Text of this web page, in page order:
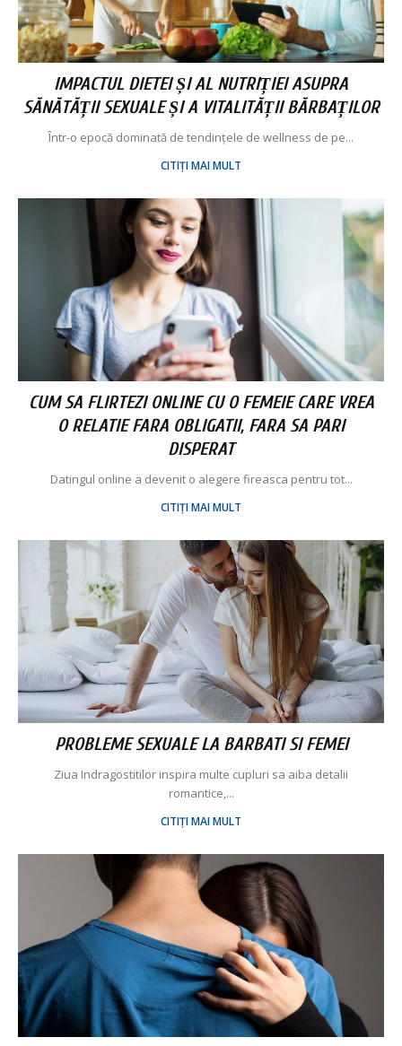
IMPACTUL DIETEI ȘI AL NUTRIȚIEI ASUPRA
SĂNĂTĂȚII SEXUALE ȘI A VITALITĂȚII BĂRBAȚILOR
Într-o epocă dominată de tendințele de wellness de pe...
CITIȚI MAI MULT
CUM SA FLIRTEZI ONLINE CU O FEMEIE CARE VREA
O RELATIE FARA OBLIGATII, FARA SA PARI
DISPERAT
Datingul online a devenit o alegere fireasca pentru tot...
CITIȚI MAI MULT
PROBLEME SEXUALE LA BARBATI SI FEMEI
Ziua Indragostitilor inspira multe cupluri sa aiba detalii
romantice,...
CITIȚI MAI MULT